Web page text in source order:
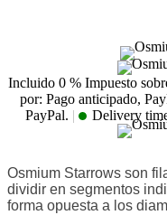
Incluido 0 % Impuesto
por: Pago anticipado,
PayPal. | Delivery
Osmium Starrows son
dividir en segmentos
forma opuesta a los